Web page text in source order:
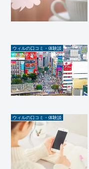
ウィルの口コミ・体験談
ウィルの口コミ・体験談